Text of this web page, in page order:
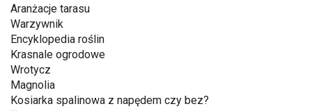
Aranżacje tarasu
Warzywnik
Encyklopedia roślin
Krasnale ogrodowe
Wrotycz
Magnolia
Kosiarka spalinowa z napędem czy bez?